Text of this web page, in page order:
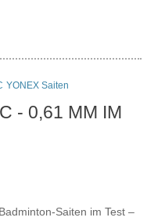
YONEX Saiten
- 0,61 MM IM
Saiten im Test –